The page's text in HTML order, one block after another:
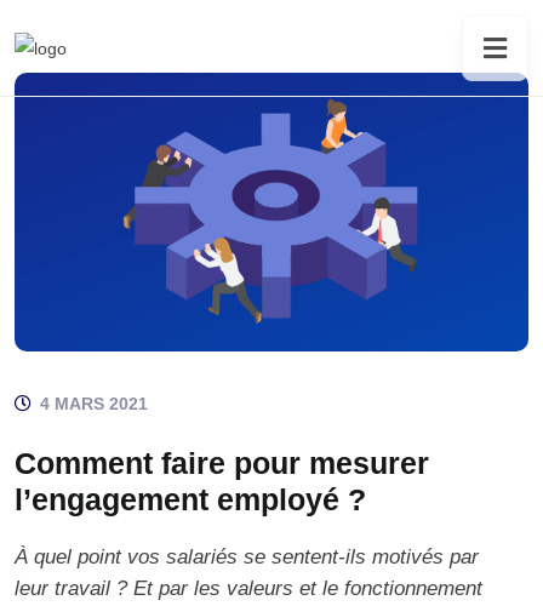
4 MARS 2021
Comment faire pour mesurer
l’engagement employé ?
À quel point vos salariés se sentent-ils motivés par
leur travail ? Et par les valeurs et le fonctionnement